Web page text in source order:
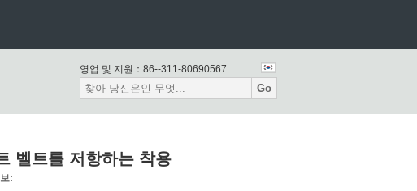
영업 및 지원： 86--311-80690567
Go
벨트를 저항하는 착용
: